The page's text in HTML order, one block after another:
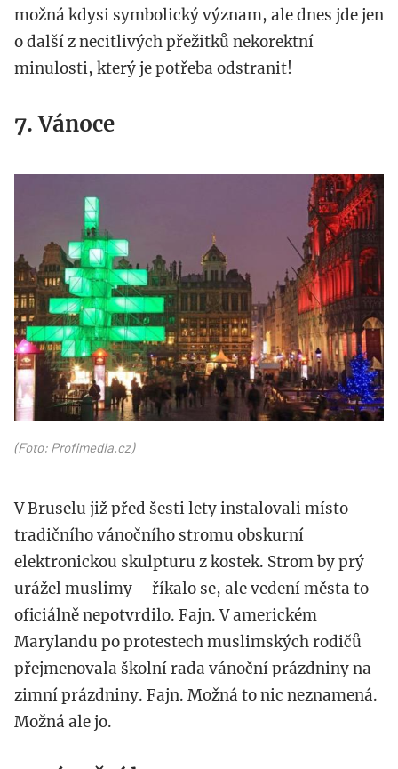
možná kdysi symbolický význam, ale dnes jde jen
o další z necitlivých přežitků nekorektní
minulosti, který je potřeba odstranit!
7. Vánoce
profimedia-
0159614398.jpg
(Foto: Profimedia.cz)
V Bruselu již před šesti lety instalovali místo
tradičního vánočního stromu obskurní
elektronickou skulpturu z kostek. Strom by prý
urážel muslimy – říkalo se, ale vedení města to
oficiálně nepotvrdilo. Fajn. V americkém
Marylandu po protestech muslimských rodičů
přejmenovala školní rada vánoční prázdniny na
zimní prázdniny. Fajn. Možná to nic neznamená.
Možná ale jo.